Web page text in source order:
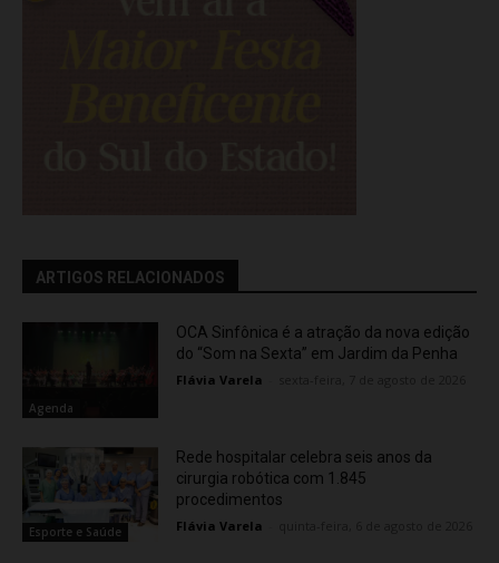
ARTIGOS RELACIONADOS
Agenda
OCA Sinfônica é a atração da nova edição
do “Som na Sexta” em Jardim da Penha
Flávia Varela
Esporte e Saúde
Rede hospitalar celebra seis anos da
cirurgia robótica com 1.845
procedimentos
Flávia Varela